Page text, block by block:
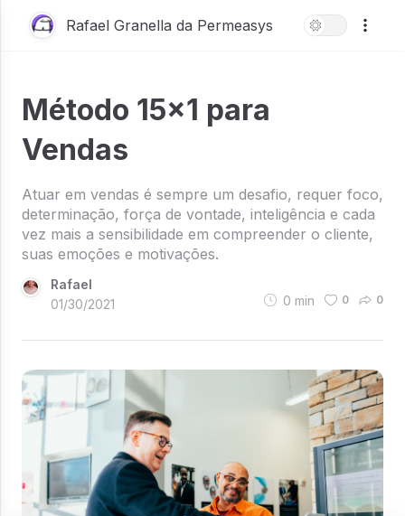
Rafael Granella da Permeasys
Método 15x1 para
Vendas
Atuar em vendas é sempre um desafio, requer foco,
determinação, força de vontade, inteligência e cada
vez mais a sensibilidade em compreender o cliente,
suas emoções e motivações.
Rafael
01/30/2021
0 min 0 0